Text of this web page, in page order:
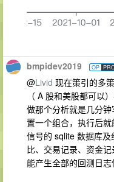
bmpidev2019 OP
@Livid 现在策引的多
（ A 股和美股都可以
做那个分析就是几分
置一个组合，执行后
信号的 sqlite 数据库
比、交易记录、资金
能产生全部的回测日志